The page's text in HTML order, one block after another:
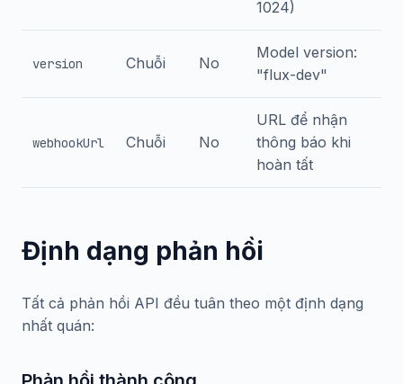
1024)
version Chuỗi No
Model version:
"flux-dev"
webhookUrl Chuỗi No
URL để nhận
thông báo khi
hoàn tất
Định dạng phản hồi
Tất cả phản hồi API đều tuân theo một định dạng
nhất quán: